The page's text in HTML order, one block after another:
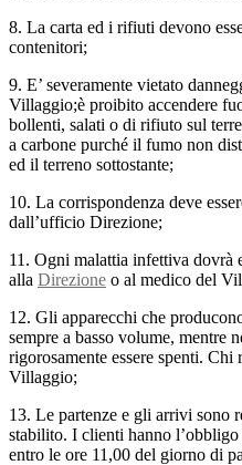
8. La carta ed i rifiuti devono
contenitori;
9. E’ severamente vietato
Villaggio;è proibito accendere
bollenti, salati o di rifiuto sul
a carbone purché il fumo non
ed il terreno sottostante;
10. La corrispondenza deve
dall’ufficio Direzione;
11. Ogni malattia infettiva dovrà
alla Direzione o al medico del
12. Gli apparecchi che
sempre a basso volume, mentre
rigorosamente essere spenti. Chi
Villaggio;
13. Le partenze e gli arrivi sono
stabilito. I clienti hanno
entro le ore 11,00 del giorno di